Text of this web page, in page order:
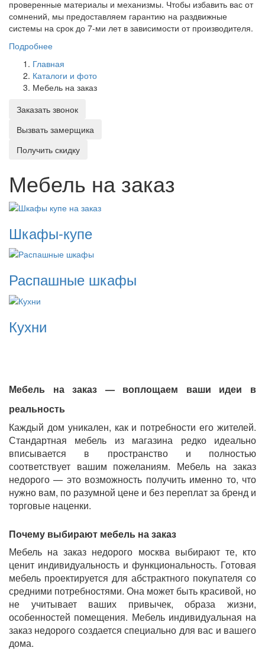
проверенные материалы и механизмы. Чтобы избавить вас от
сомнений, мы предоставляем гарантию на раздвижные
системы на срок до 7-ми лет в зависимости от производителя.
Подробнее
Главная
Каталоги и фото
Мебель на заказ
Заказать звонок
Вызвать замерщика
Получить скидку
Мебель на заказ
Шкафы-купе
Распашные шкафы
Кухни
Мебель на заказ — воплощаем ваши идеи в
реальность
Каждый дом уникален, как и потребности его жителей.
Стандартная мебель из магазина редко идеально
вписывается в пространство и полностью
соответствует вашим пожеланиям. Мебель на заказ
недорого — это возможность получить именно то, что
нужно вам, по разумной цене и без переплат за бренд и
торговые наценки.
Почему выбирают мебель на заказ
Мебель на заказ недорого москва выбирают те, кто
ценит индивидуальность и функциональность. Готовая
мебель проектируется для абстрактного покупателя со
средними потребностями. Она может быть красивой, но
не учитывает ваших привычек, образа жизни,
особенностей помещения. Мебель индивидуальная на
заказ недорого создается специально для вас и вашего
дома.